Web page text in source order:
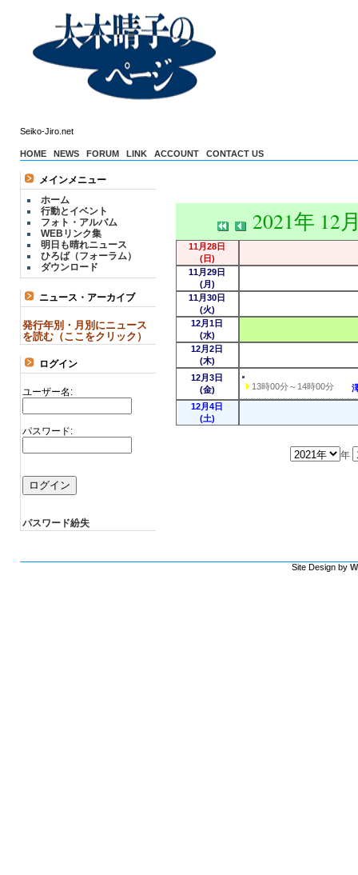
Seiko-Jiro.net
HOME NEWS FORUM LINK ACCOUNT CONTACT US
メインメニュー
ホーム
行動とイベント
フォト・アルバム
WEBリンク集
明日も晴れニュース
ひろば（フォーラム）
ダウンロード
ニュース・アーカイブ
発行年別・月別にニュース
を読む（ここをクリック）
ログイン
ユーザー名:
パスワード:
パスワード紛失
2021年 12
11月28日
(日)
11月29日
(月)
11月30日
(火)
12月1日
(水)
12月2日
(木)
12月3日
(金)
13時00分～14時00分
12月4日
(土)
年
Site Design by